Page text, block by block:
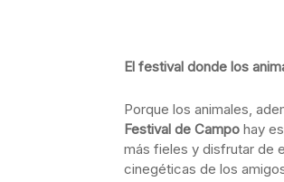
El festival donde los
Porque los animales,
Festival de Campo hay
más fieles y disfrutar de
cinegéticas de los